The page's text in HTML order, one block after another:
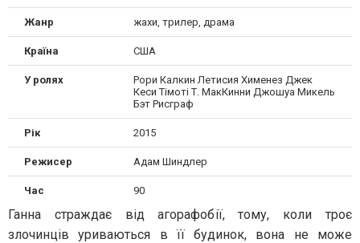
Жанр жахи, трилер, драма
Країна США
У ролях
Рори Калкин Летисия Хименез Джек
Кеси Тімоті Т. МакКинни Джошуа Микель
Бэт Рисграф
Рік 2015
Режисер Адам Шиндлер
Час 90
Ганна страждає від агорафобії, тому, коли троє
злочинців уриваються в її будинок, вона не може